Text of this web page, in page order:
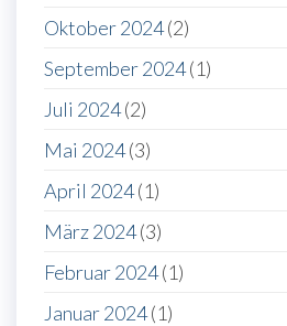
Oktober 2024(2)
September 2024(1)
Juli 2024(2)
Mai 2024(3)
April 2024(1)
März 2024(3)
Februar 2024(1)
Januar 2024(1)